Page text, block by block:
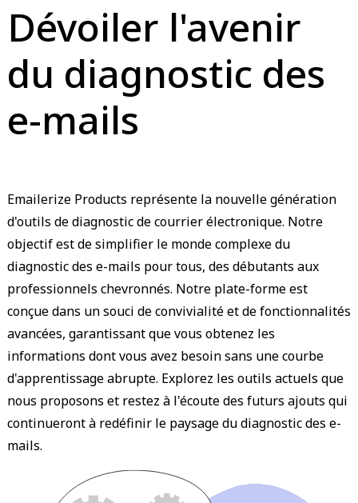
Dévoiler l'avenir
du diagnostic des
e-mails
Emailerize Products représente la nouvelle génération
d'outils de diagnostic de courrier électronique. Notre
objectif est de simplifier le monde complexe du
diagnostic des e-mails pour tous, des débutants aux
professionnels chevronnés. Notre plate-forme est
conçue dans un souci de convivialité et de fonctionnalités
avancées, garantissant que vous obtenez les
informations dont vous avez besoin sans une courbe
d'apprentissage abrupte. Explorez les outils actuels que
nous proposons et restez à l'écoute des futurs ajouts qui
continueront à redéfinir le paysage du diagnostic des e-
mails.